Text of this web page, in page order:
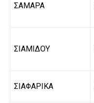
ΣΑΜΑΡΑ
ΣΙΑΜΙΔΟΥ
ΣΙΑΦΑΡΙΚΑ